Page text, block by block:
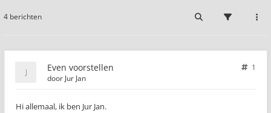
4 berichten
Even voorstellen
1
door Jur Jan
Hi allemaal, ik ben Jur Jan.